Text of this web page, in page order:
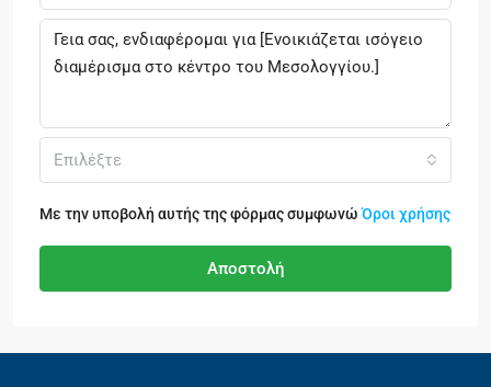
Επιλέξτε
Με την υποβολή αυτής της φόρμας συμφωνώΌροι χρήσης
Αποστολή